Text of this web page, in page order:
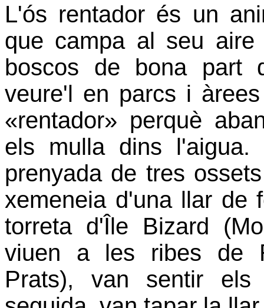
L'ós rentador és un
que campa al seu
boscos de bona part
veure'l en parcs i
«rentador» perquè
els mulla dins
prenyada de tres
xemeneia d'una llar de
torreta d'Île Bizard
viuen a les ribes de
Prats), van sentir